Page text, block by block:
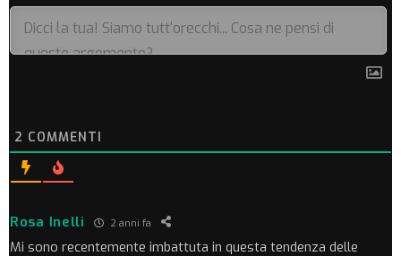
2 COMMENTI
Rosa Inelli 2 anni fa
Mi sono recentemente imbattuta in questa tendenza delle